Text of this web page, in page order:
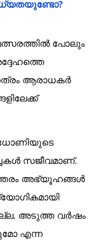
പോലും
ആരാധകർ
ധോണിയുടെ
സജീവമാണ്.
അഭ്യൂഹങ്ങൾ
അടുത്ത വർഷം
എന്ന